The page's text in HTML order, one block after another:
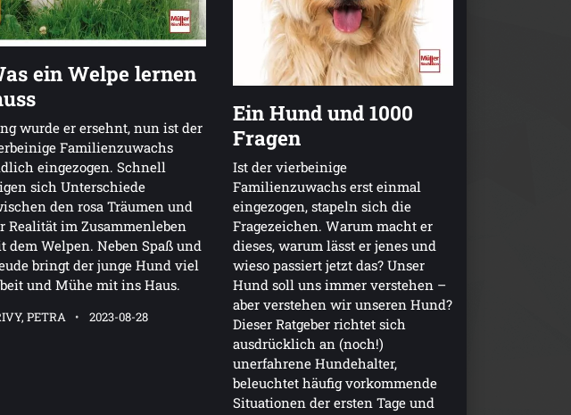
ein Welpe lernen
wurde er ersehnt, nun ist der
Familienzuwachs
eingezogen. Schnell
sich Unterschiede
den rosa Träumen und
Realität im Zusammenleben
dem Welpen. Neben Spaß und
bringt der junge Hund viel
und Mühe mit ins Haus.
PETRA 2023-08-28
Ein Hund und 1000
Fragen
Ist der vierbeinige
Familienzuwachs erst einmal
eingezogen, stapeln sich die
Fragezeichen. Warum macht er
dieses, warum lässt er jenes und
wieso passiert jetzt das? Unser
Hund soll uns immer verstehen –
aber verstehen wir unseren Hund?
Dieser Ratgeber richtet sich
ausdrücklich an (noch!)
unerfahrene Hundehalter,
beleuchtet häufig vorkommende
Situationen der ersten Tage und